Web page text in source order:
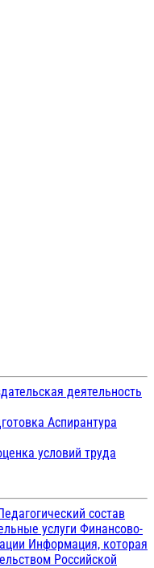
деятельность
Аспирантура
условий труда
состав
услуги Финансово-
Информация, которая
Российской